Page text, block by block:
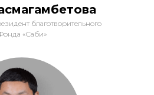
благотворительного
«Саби»